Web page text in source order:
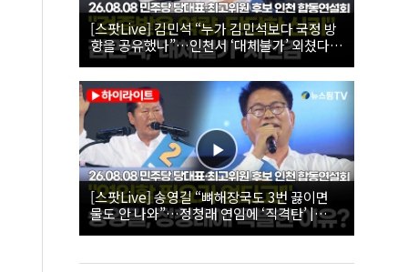
[스팟Live] 김민석 “누가 김민석보다 국정 방
향을 공유했나”…인천서 ‘대체불가’ 외쳤다 |
26.08.08 더불어민주당 당대표·최고위원 후
보 인천 합동연설회
[스팟Live] 송영길 “뼈해장국도 3번 끓이면
물도 안 나와”…정청래 연임에 ‘직격탄’ |
26.08.08 더불어민주당 당대표·최고위원 후